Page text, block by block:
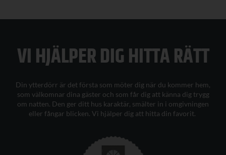
VI HJÄLPER DIG HITTARÄTT
Din ytterdörr är det första som möter dig när du kommer hem,
som välkomnar dina gäster och som får dig att känna dig trygg
om natten. Den ger ditt hus karaktär, smälter in i omgivningen
eller fångar blicken. Vi hjälper dig att hitta din favorit.